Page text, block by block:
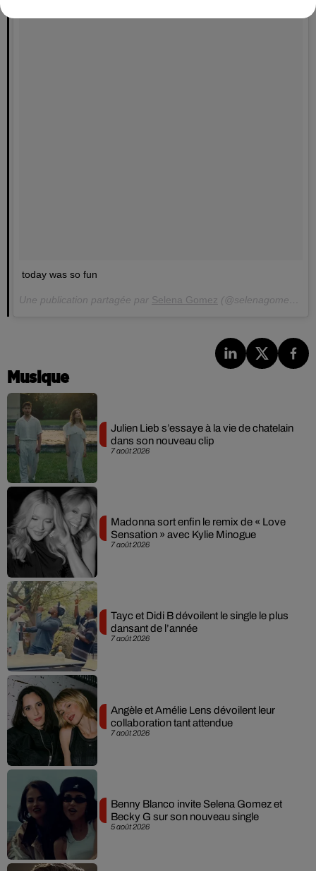
today was so fun
Une publication partagée par Selena Gomez (@selenagomez) le
Musique
7 août 2026
Julien Lieb s’essaye à la vie de chatelain
dans son nouveau clip
7 août 2026
Madonna sort enfin le remix de « Love
Sensation » avec Kylie Minogue
7 août 2026
Tayc et Didi B dévoilent le single le plus
dansant de l’année
7 août 2026
Angèle et Amélie Lens dévoilent leur
collaboration tant attendue
5 août 2026
Benny Blanco invite Selena Gomez et
Becky G sur son nouveau single